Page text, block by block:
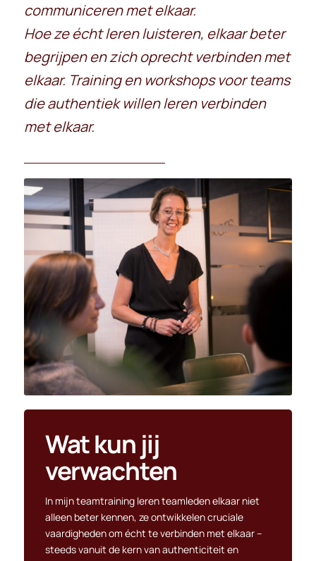
communiceren met elkaar.
Hoe ze écht leren luisteren, elkaar beter
begrijpen en zich oprecht verbinden met
elkaar. Training en workshops voor teams
die authentiek willen leren verbinden
met elkaar.
Wat kun jij
verwachten
In mijn teamtraining leren teamleden elkaar niet
alleen beter kennen, ze ontwikkelen cruciale
vaardigheden om écht te verbinden met elkaar –
steeds vanuit de kern van authenticiteit en